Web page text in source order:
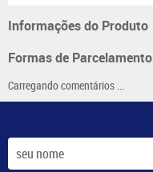
Informações do Produto
Formas de Parcelamento
Carregando comentários ...